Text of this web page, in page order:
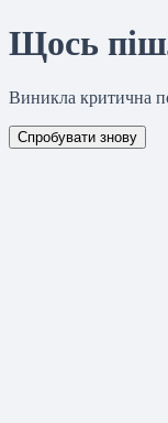
Щось
Виникла критична
Спробувати знову